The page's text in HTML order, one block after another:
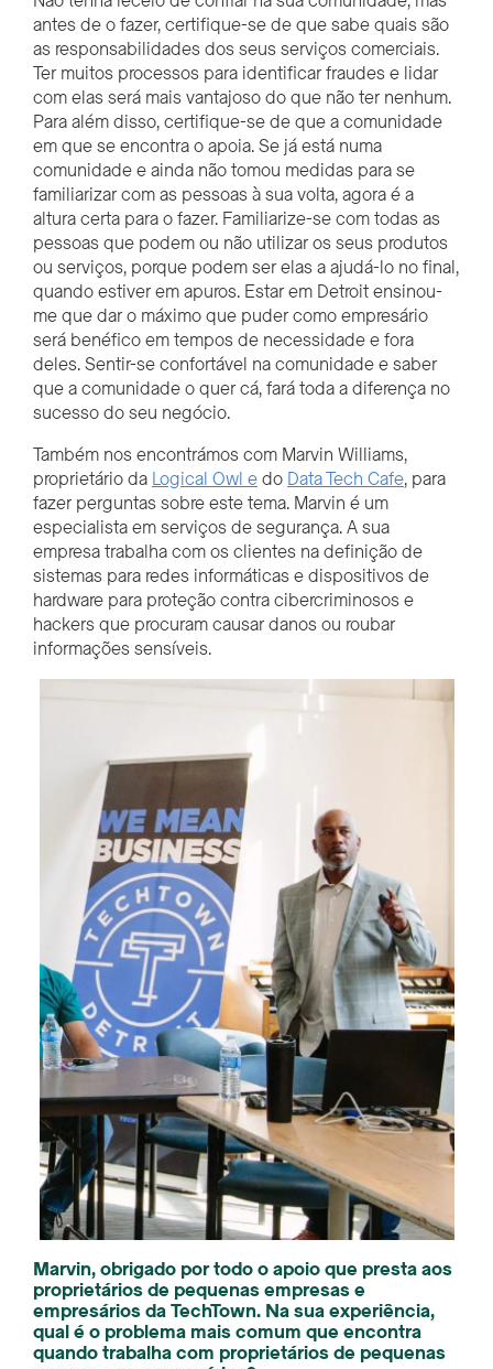
antes de o fazer, certifique-se de que sabe quais são
as responsabilidades dos seus serviços comerciais.
Ter muitos processos para identificar fraudes e lidar
com elas será mais vantajoso do que não ter nenhum.
Para além disso, certifique-se de que a comunidade
em que se encontra o apoia. Se já está numa
comunidade e ainda não tomou medidas para se
familiarizar com as pessoas à sua volta, agora é a
altura certa para o fazer. Familiarize-se com todas as
pessoas que podem ou não utilizar os seus produtos
ou serviços, porque podem ser elas a ajudá-lo no final,
quando estiver em apuros. Estar em Detroit ensinou-
me que dar o máximo que puder como empresário
será benéfico em tempos de necessidade e fora
deles. Sentir-se confortável na comunidade e saber
que a comunidade o quer cá, fará toda a diferença no
sucesso do seu negócio.
Também nos encontrámos com Marvin Williams,
proprietário da Logical Owl edo Data Tech Cafe, para
fazer perguntas sobre este tema. Marvin é um
especialista em serviços de segurança. A sua
empresa trabalha com os clientes na definição de
sistemas para redes informáticas e dispositivos de
hardware para proteção contra cibercriminosos e
hackers que procuram causar danos ou roubar
informações sensíveis.
Marvin, obrigado por todo o apoio que presta aos
proprietários de pequenas empresas e
empresários da TechTown. Na sua experiência,
qual é o problema mais comum que encontra
quando trabalha com proprietários de pequenas